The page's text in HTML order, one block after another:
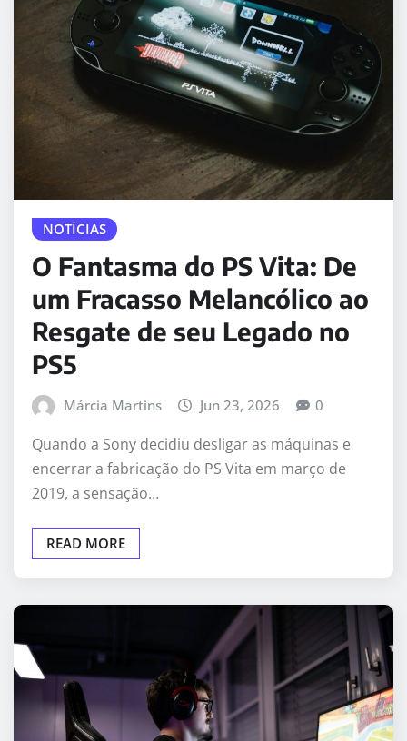
NOTÍCIAS
O Fantasma do PS Vita: De
um Fracasso Melancólico ao
Resgate de seu Legado no
PS5
Márcia Martins Jun 23, 2026 0
Quando a Sony decidiu desligar as máquinas e
encerrar a fabricação do PS Vita em março de
2019, a sensação…
READ MORE